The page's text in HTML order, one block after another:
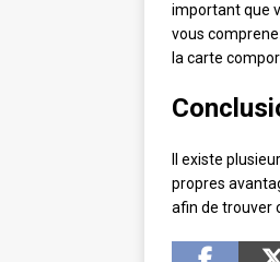
important que
vous
la carte
Il existe
propres
afin de trouver